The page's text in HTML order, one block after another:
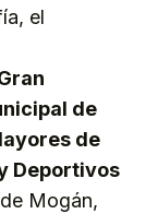
el
de
de
Deportivos
Mogán,